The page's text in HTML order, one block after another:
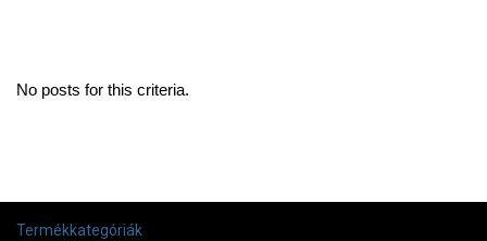
No posts for this criteria.
Termékkategóriák